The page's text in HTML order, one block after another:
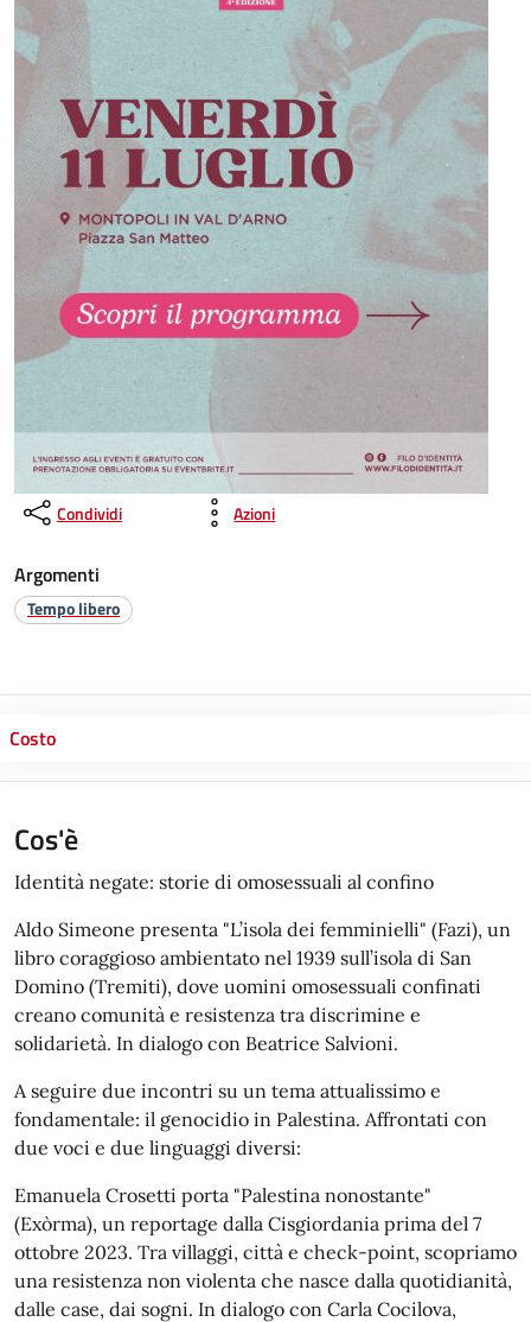
Condividi Azioni
Argomenti
Tempo libero
Costo
Cos'è
Identità negate: storie di omosessuali al confino
Aldo Simeone presenta "L’isola dei femminielli" (Fazi), un
libro coraggioso ambientato nel 1939 sull’isola di San
Domino (Tremiti), dove uomini omosessuali confinati
creano comunità e resistenza tra discrimine e
solidarietà. In dialogo con Beatrice Salvioni.
A seguire due incontri su un tema attualissimo e
fondamentale: il genocidio in Palestina. Affrontati con
due voci e due linguaggi diversi:
Emanuela Crosetti porta "Palestina nonostante"
(Exòrma), un reportage dalla Cisgiordania prima del 7
ottobre 2023. Tra villaggi, città e check-point, scopriamo
una resistenza non violenta che nasce dalla quotidianità,
dalle case, dai sogni. In dialogo con Carla Cocilova,